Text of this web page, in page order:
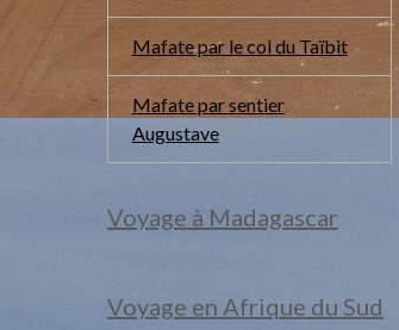
Mafate par le col du Taïbit
Mafate par sentier
Augustave
Voyage à Madagascar
Voyage en Afrique du Sud